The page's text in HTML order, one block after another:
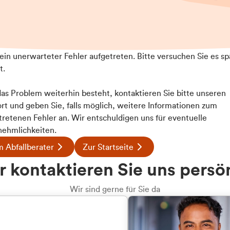
Details
Inhalte und Anzeigen zu personalisieren, Funktionen für
auf unsere Website zu analysieren. Außerdem geben wir
an unsere Partner für soziale Medien, Werbung und
möglicherweise mit weiteren Daten zusammen,
Ihrer Nutzung der Dienste gesammelt haben.
welcher
ein unerwarteter Fehler aufgetreten. Bitte versuchen Sie es
Problem weiterhin besteht, kontaktieren Sie bitte unseren
und geben Sie, falls möglich, weitere Informationen zum
Fehler an. Wir entschuldigen uns für eventuelle
Abfallberater Zur Startseite
kontaktieren Sie uns
Wir sind gerne für Sie da